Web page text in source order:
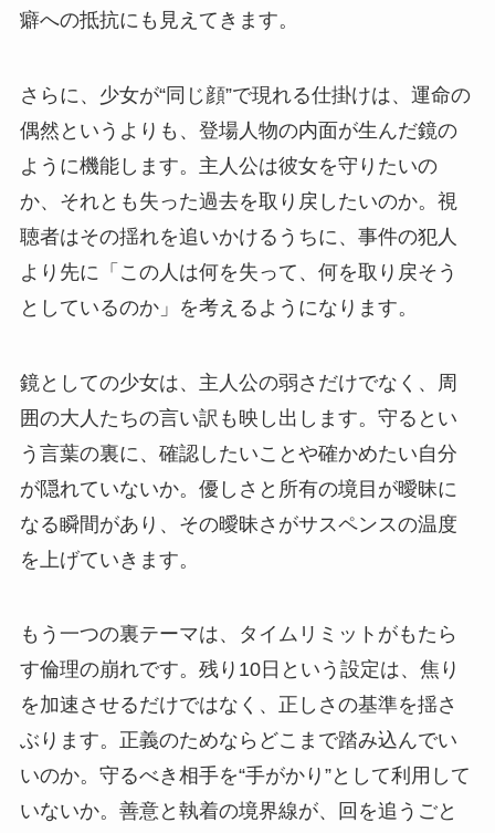
癖への抵抗にも見えてきます。
さらに、少女が“同じ顔”で現れる仕掛けは、運命の
偶然というよりも、登場人物の内面が生んだ鏡の
ように機能します。主人公は彼女を守りたいの
か、それとも失った過去を取り戻したいのか。視
聴者はその揺れを追いかけるうちに、事件の犯人
より先に「この人は何を失って、何を取り戻そう
としているのか」を考えるようになります。
鏡としての少女は、主人公の弱さだけでなく、周
囲の大人たちの言い訳も映し出します。守るとい
う言葉の裏に、確認したいことや確かめたい自分
が隠れていないか。優しさと所有の境目が曖昧に
なる瞬間があり、その曖昧さがサスペンスの温度
を上げていきます。
もう一つの裏テーマは、タイムリミットがもたら
す倫理の崩れです。残り10日という設定は、焦り
を加速させるだけではなく、正しさの基準を揺さ
ぶります。正義のためならどこまで踏み込んでい
いのか。守るべき相手を“手がかり”として利用して
いないか。善意と執着の境界線が、回を追うごと